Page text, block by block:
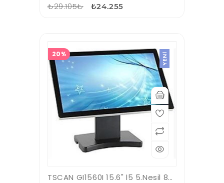
₺29.105₺ ₺24.255
20% YENI
TSCAN GI1560I 15.6" İ5 5.Nesil 8GB Ram 128GB SSD Pos Pc